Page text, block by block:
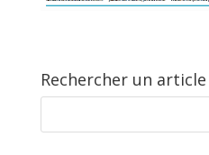
Rechercher un article